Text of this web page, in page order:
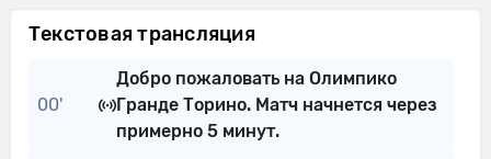
Текстовая трансляция
00'
Добро пожаловать на Олимпико
Гранде Торино. Матч начнется через
примерно 5 минут.